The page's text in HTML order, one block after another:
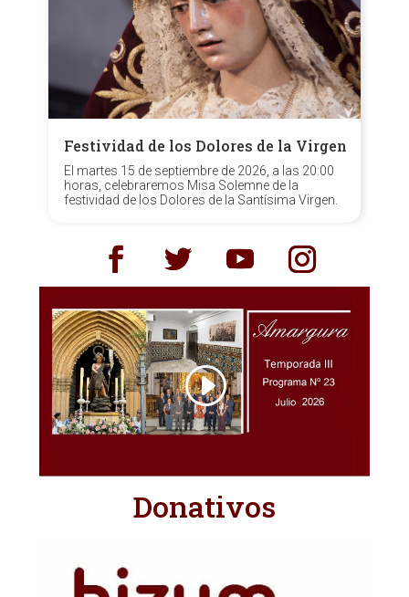
Festividad de los Dolores de la Virgen
El martes 15 de septiembre de 2026, a las 20:00
horas, celebraremos Misa Solemne de la
festividad de los Dolores de la Santísima Virgen.
Donativos